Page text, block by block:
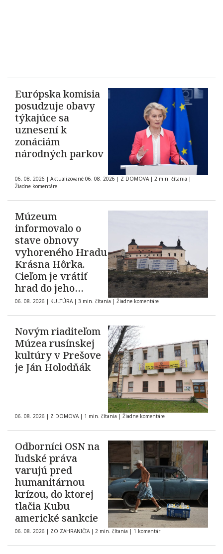
Európska komisia
posudzuje obavy
týkajúce sa
uznesení k
zonáciám
národných parkov
06. 08. 2026 | Aktualizované 06. 08. 2026 | Z DOMOVA | 2 min. čítania |
Žiadne komentáre
Múzeum
informovalo o
stave obnovy
vyhoreného Hradu
Krásna Hôrka.
Cieľom je vrátiť
hrad do jeho
pôvodnej podoby z
roku 1903
06. 08. 2026 | KULTÚRA | 3 min. čítania | Žiadne komentáre
Novým riaditeľom
Múzea rusínskej
kultúry v Prešove
je Ján Holodňák
06. 08. 2026 | Z DOMOVA | 1 min. čítania | Žiadne komentáre
Odborníci OSN na
ľudské práva
varujú pred
humanitárnou
krízou, do ktorej
tlačia Kubu
americké sankcie
06. 08. 2026 | ZO ZAHRANIČIA | 2 min. čítania | 1 komentár